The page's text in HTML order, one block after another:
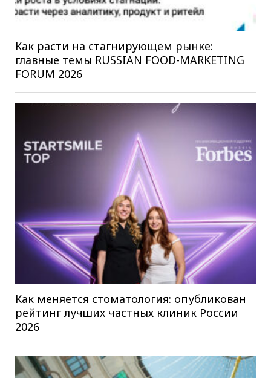
Как расти на стагнирующем рынке:
главные темы RUSSIAN FOOD-MARKETING
FORUM 2026
Как меняется стоматология: опубликован
рейтинг лучших частных клиник России
2026